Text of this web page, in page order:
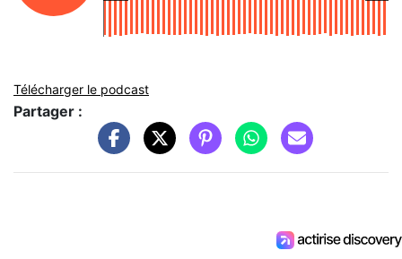
Télécharger le podcast
Partager :